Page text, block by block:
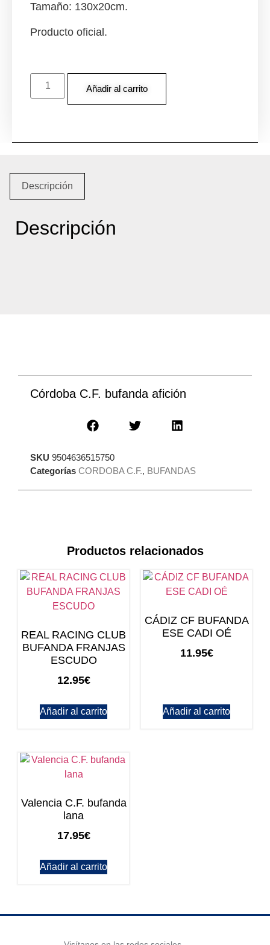
Tamaño: 130x20cm.
Producto oficial.
Añadir al carrito
Descripción
Descripción
Córdoba C.F. bufanda afición
SKU 9504636515750
Categorías CORDOBA C.F., BUFANDAS
Productos relacionados
REAL RACING CLUB
BUFANDA FRANJAS
ESCUDO
12.95€
Añadir al carrito
CÁDIZ CF BUFANDA
ESE CADI OÉ
11.95€
Añadir al carrito
Valencia C.F. bufanda
lana
17.95€
Añadir al carrito